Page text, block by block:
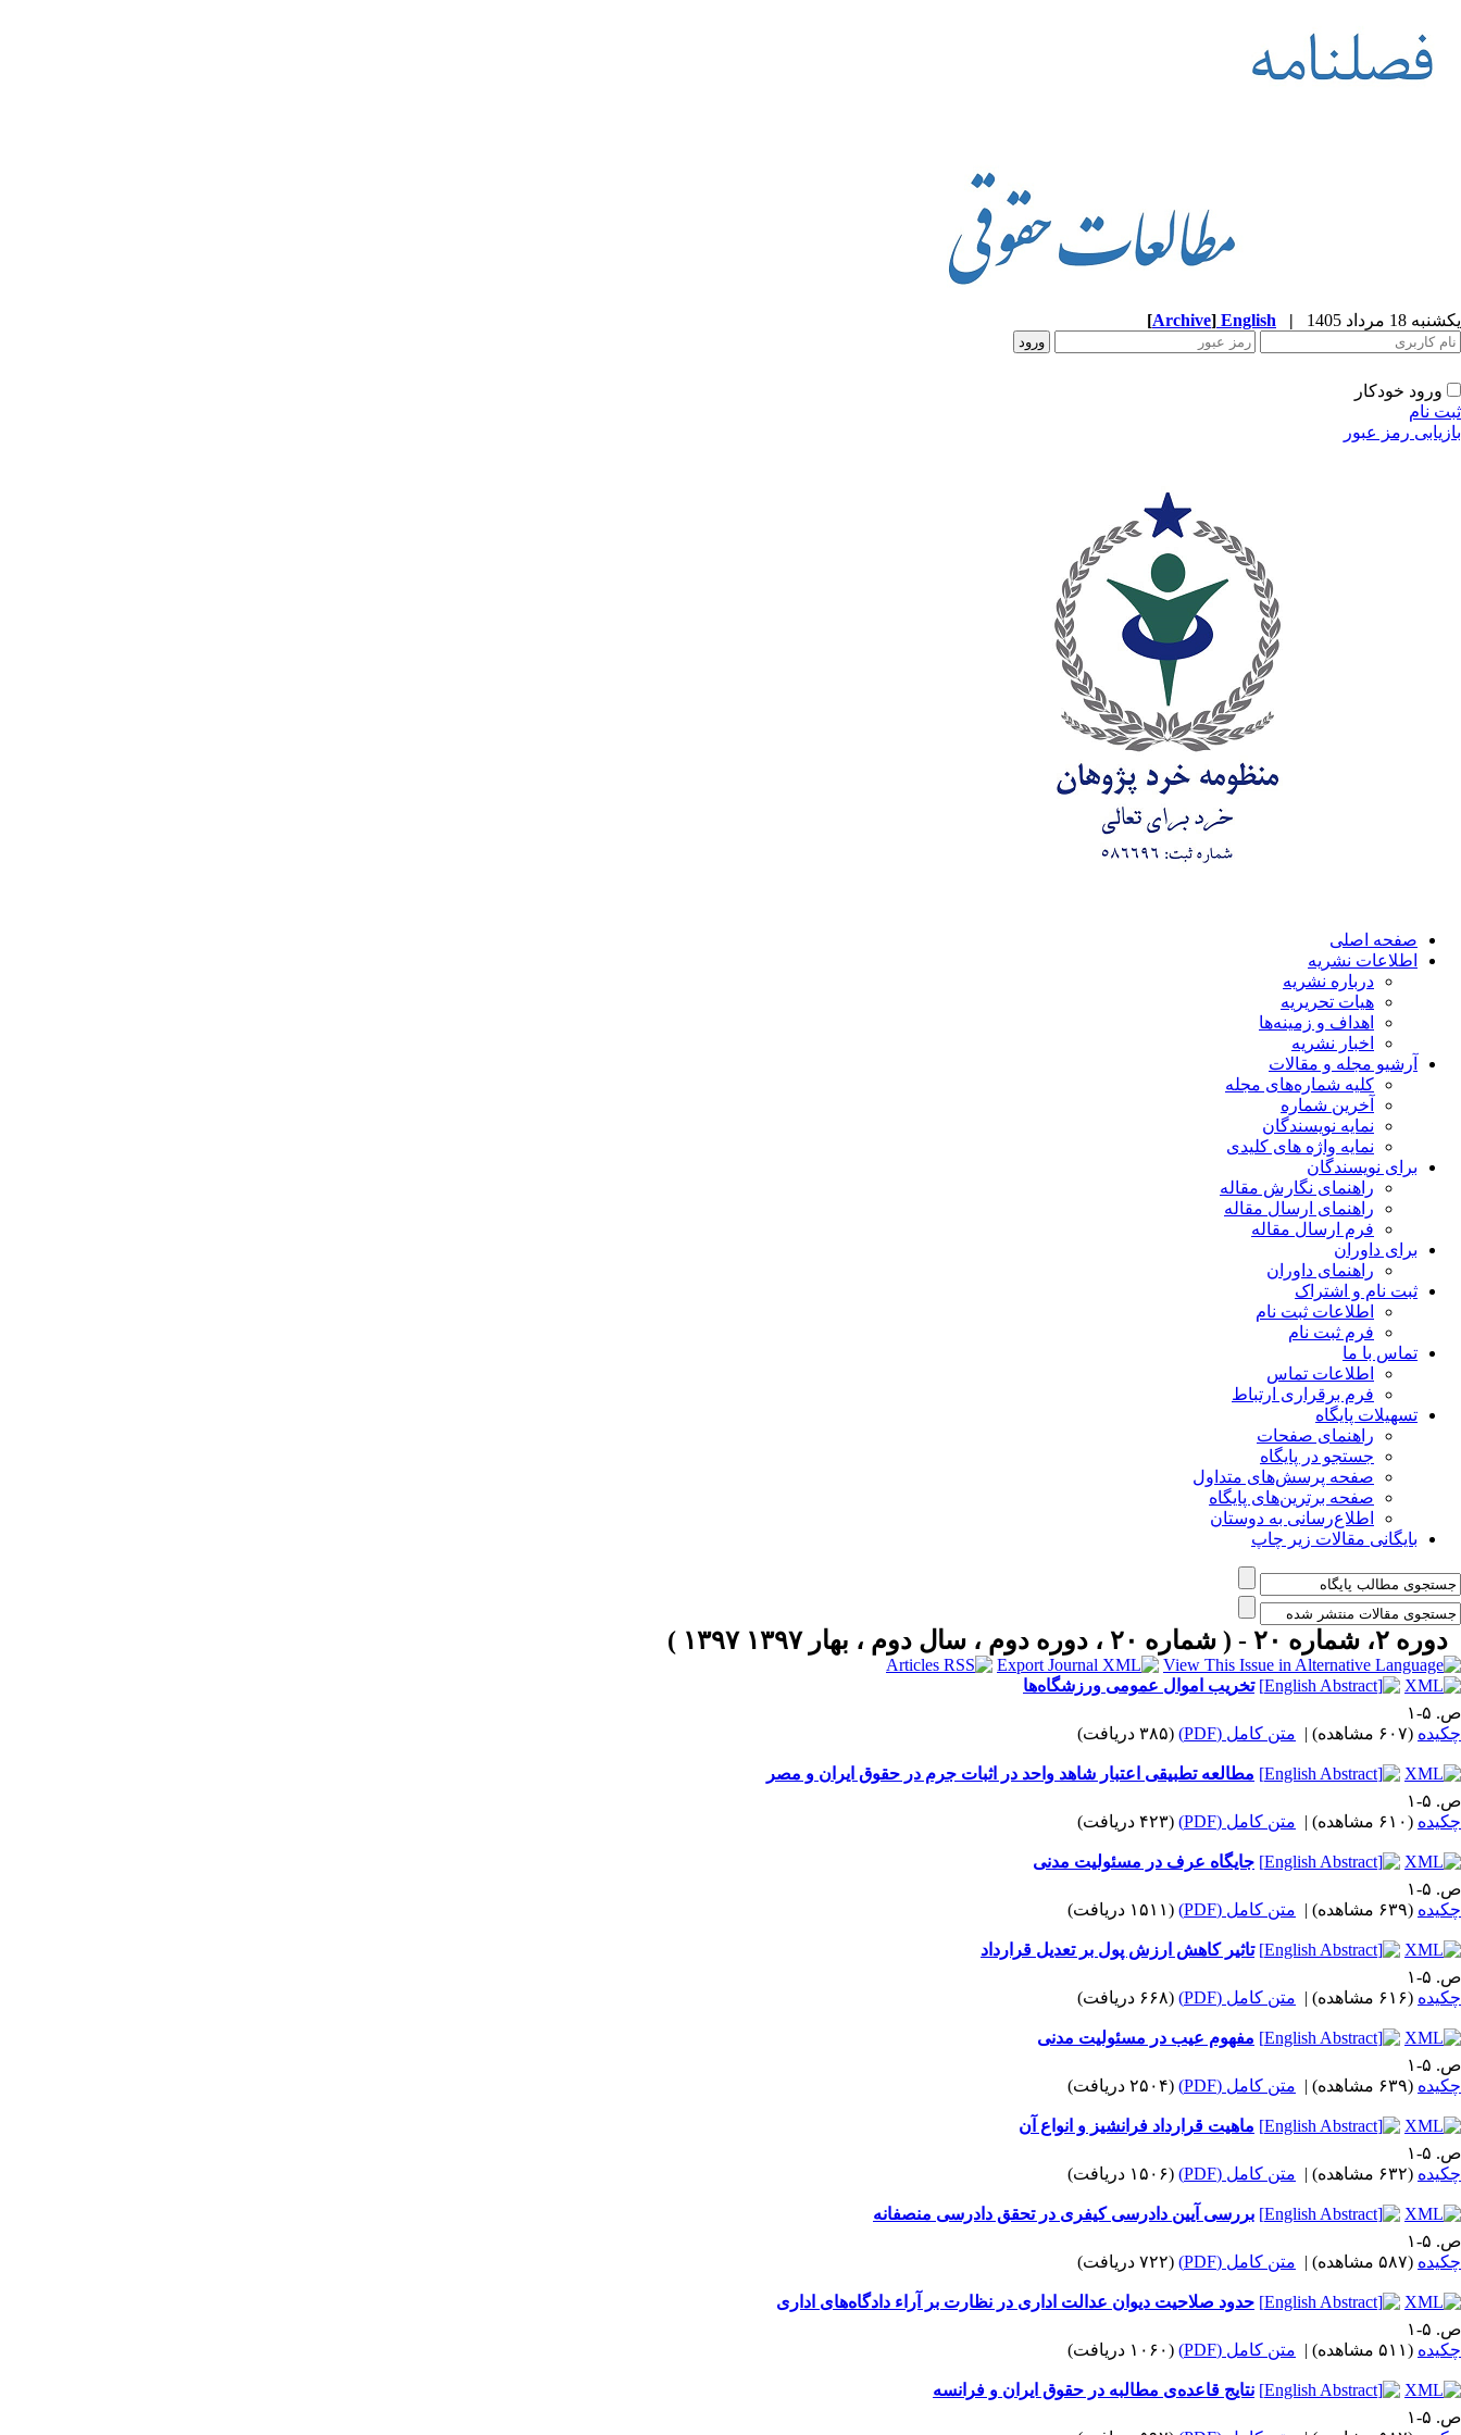
یکشنبه 18 مرداد 1405 |
English
[Archive]
ورود خودکار
ثبت نام
بازیابی رمز عبور
صفحه اصلی
اطلاعات نشریه
درباره نشریه
هیات تحریریه
اهداف و زمینه‌ها
اخبار نشریه
آرشیو مجله و مقالات
کلیه شماره‌های مجله
آخرین شماره
نمایه نویسندگان
نمایه واژه های کلیدی
برای نویسندگان
راهنمای نگارش مقاله
راهنمای ارسال مقاله
فرم ارسال مقاله
برای داوران
راهنمای داوران
ثبت نام و اشتراک
اطلاعات ثبت نام
فرم ثبت نام
تماس با ما
اطلاعات تماس
فرم برقراری ارتباط
تسهیلات پایگاه
راهنمای صفحات
جستجو در پایگاه
صفحه پرسش‌های متداول
صفحه برترین‌های پایگاه
اطلاع‌رسانی به دوستان
بایگانی مقالات زیر چاپ
دوره ۲، شماره ۲۰ - ( شماره ۲۰ ، دوره دوم ، سال دوم ، بهار ۱۳۹۷ ۱۳۹۷ )
تخریب اموال عمومی ورزشگاه‌ها
ص. ۵-۱
چکیده (۶۰۷ مشاهده) | متن کامل (PDF) (۳۸۵ دریافت)
مطالعه تطبیقی اعتبار شاهد واحد در اثبات جرم در حقوق ایران و مصر
ص. ۵-۱
چکیده (۶۱۰ مشاهده) | متن کامل (PDF) (۴۲۳ دریافت)
جایگاه عرف در مسئولیت مدنی
ص. ۵-۱
چکیده (۶۳۹ مشاهده) | متن کامل (PDF) (۱۵۱۱ دریافت)
تاثیر کاهش ارزش پول بر تعدیل قرارداد
ص. ۵-۱
چکیده (۶۱۶ مشاهده) | متن کامل (PDF) (۶۶۸ دریافت)
مفهوم عیب در مسئولیت مدنی
ص. ۵-۱
چکیده (۶۳۹ مشاهده) | متن کامل (PDF) (۲۵۰۴ دریافت)
ماهیت قرارداد فرانشیز و انواع آن
ص. ۵-۱
چکیده (۶۳۲ مشاهده) | متن کامل (PDF) (۱۵۰۶ دریافت)
بررسی آیین دادرسی کیفری در تحقق دادرسی منصفانه
ص. ۵-۱
چکیده (۵۸۷ مشاهده) | متن کامل (PDF) (۷۲۲ دریافت)
حدود صلاحیت دیوان عدالت اداری در نظارت بر آراء دادگاه‌های اداری
ص. ۵-۱
چکیده (۵۱۱ مشاهده) | متن کامل (PDF) (۱۰۶۰ دریافت)
نتایج قاعده‌ی مطالبه در حقوق ایران و فرانسه
ص. ۵-۱